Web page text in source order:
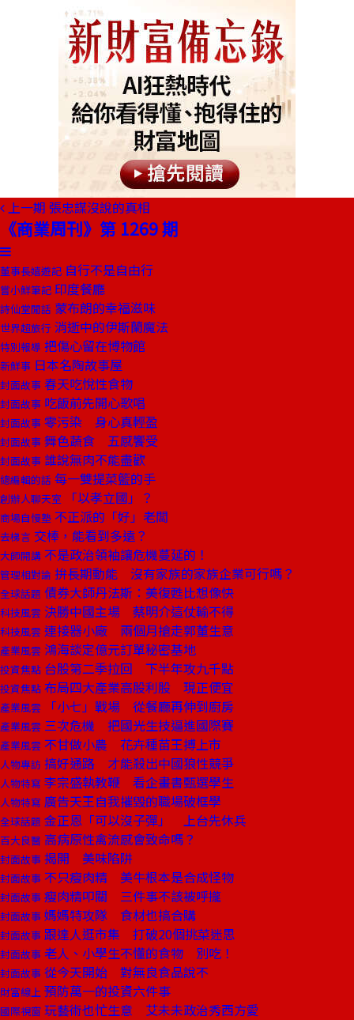
上一期 張忠謀沒說的真相
《商業周刊》第 1269 期
董事長嬉遊記 自行不是自由行
嘗小鮮筆記 印度餐廳
詩仙堂閒話 蒙布朗的幸福滋味
世界超旅行 消逝中的伊斯蘭魔法
特別報導 把傷心留在博物館
新鮮事 日本名陶故事屋
封面故事 春天吃悅性食物
封面故事 吃飯前先開心歌唱
封面故事 零污染 身心真輕盈
封面故事 舞色蔬食 五感饗受
封面故事 誰說無肉不能盡歡
總編輯的話 每一雙提菜籃的手
創辦人聊天室 「以孝立國」？
商場自慢塾 不正派的「好」老闆
去梯言 交棒，能看到多遠？
大師開講 不是政治領袖讓危機蔓延的！
管理相對論 拚長期動能 沒有家族的家族企業可行嗎？
全球話題 債券大師丹法斯：美復甦比想像快
科技風雲 決勝中國主場 蔡明介這仗輸不得
科技風雲 連接器小廠 兩個月搶走郭董生意
產業風雲 鴻海談定億元訂單秘密基地
投資焦點 台股第二季拉回 下半年攻九千點
投資焦點 布局四大產業高股利股 現正便宜
產業風雲 「小七」戰場 從餐廳再伸到廚房
產業風雲 三次危機 把國光生技逼進國際賽
產業風雲 不甘做小農 花卉種苗王搏上市
人物專訪 搞好通路 才能殺出中國狼性競爭
人物特寫 李宗盛執教鞭 看企畫書甄選學生
人物特寫 廣告天王自我摧毀的職場破框學
全球話題 金正恩「可以沒子彈」 上台先休兵
百大良醫 高病原性禽流感會致命嗎？
封面故事 揭開 美味陷阱
封面故事 不只瘦肉精 美牛根本是合成怪物
封面故事 瘦肉精叩關 三件事不該被呼攏
封面故事 媽媽特攻隊 食材也搞合購
封面故事 跟達人逛市集 打破20個挑菜迷思
封面故事 老人、小學生不懂的食物 別吃！
封面故事 從今天開始 對無良食品說不
財富線上 預防萬一的投資六件事
國際視窗 玩藝術也忙生意 艾未未政治秀西方愛